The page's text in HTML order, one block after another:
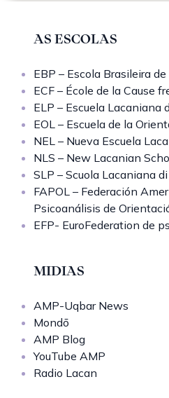
AS ESCOLAS
EBP – Escola Brasileira
ECF – École de la Cause
ELP – Escuela Lacaniana
EOL – Escuela de la
NEL – Nueva Escuela
NLS – New Lacanian
SLP – Scuola Lacaniana
FAPOL – Federación
Psicoanálisis de
EFP- EuroFederation de
MIDIAS
AMP-Uqbar News
Mondō
AMP Blog
YouTube AMP
Radio Lacan